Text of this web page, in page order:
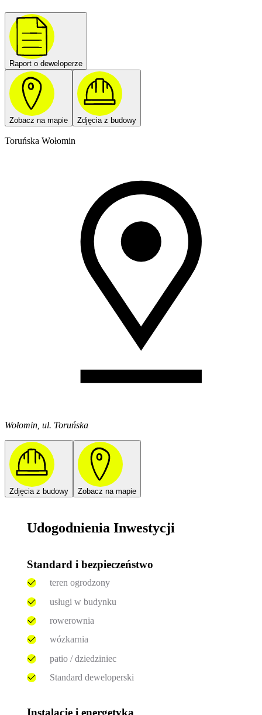
Raport o deweloperze
Zobacz na mapie Zdjęcia z budowy
Toruńska Wołomin
Wołomin, ul. Toruńska
Zdjęcia z budowy Zobacz na mapie
Udogodnienia Inwestycji
Standard i bezpieczeństwo
teren ogrodzony
usługi w budynku
rowerownia
wózkarnia
patio / dziedziniec
Standard deweloperski
Instalacje i energetyka